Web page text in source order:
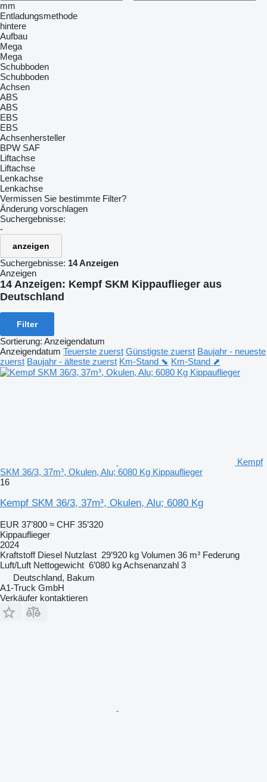
mm
Entladungsmethode
hintere
Aufbau
Mega
Mega
Schubboden
Schubboden
Achsen
ABS
ABS
EBS
EBS
Achsenhersteller
BPW SAF
Liftachse
Liftachse
Lenkachse
Lenkachse
Vermissen Sie bestimmte Filter?
Änderung vorschlagen
Suchergebnisse:
-
anzeigen
Suchergebnisse: 14 Anzeigen
Anzeigen
14 Anzeigen: Kempf SKM Kippauflieger aus
Deutschland
Filter
Sortierung: Anzeigendatum
Anzeigendatum Teuerste zuerst Günstigste zuerst Baujahr - neueste
zuerst Baujahr - älteste zuerst Km-Stand ⬊ Km-Stand ⬈
Kempf
SKM 36/3, 37m³, Okulen, Alu; 6080 Kg Kippauflieger
16
Kempf SKM 36/3, 37m³, Okulen, Alu; 6080 Kg
EUR 37’800 ≈ CHF 35’320
Kippauflieger
2024
Kraftstoff Diesel Nutzlast 29’920 kg Volumen 36 m³ Federung
Luft/Luft Nettogewicht 6’080 kgAchsenanzahl 3
Deutschland, Bakum
A1-Truck GmbH
Verkäufer kontaktieren